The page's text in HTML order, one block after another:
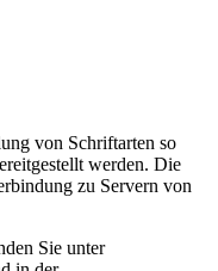
von Schriftarten so
werden. Die
zu Servern von
Sie unter